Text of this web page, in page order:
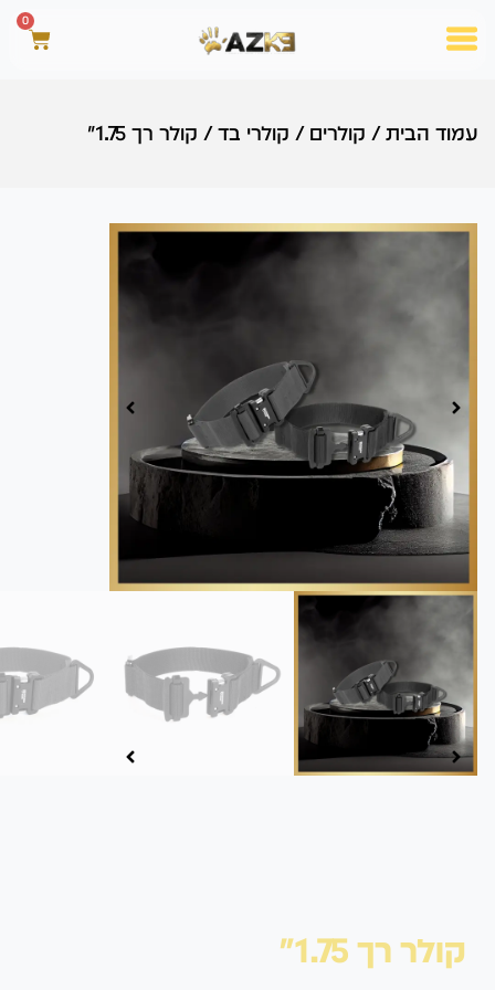
0
עמוד הבית / קולרים / קולרי בד / קולר רך 1.75"
קולר רך 1.75"
00:00
00:00